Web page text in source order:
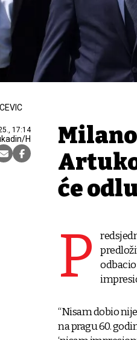
17:14
H
će
P
“Nisam dobio
na pragu 60.